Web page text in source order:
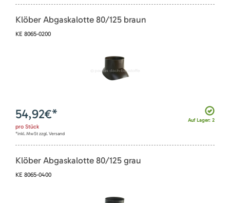
Klöber Abgaskalotte 80/125 braun
KE 8065-0200
Auf Lager: 2
54,92€*
pro Stück
*inkl. MwSt zzgl. Versand
Klöber Abgaskalotte 80/125 grau
KE 8065-0400